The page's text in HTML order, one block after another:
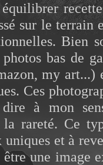
sur le terrain
Bien
bas de
my
Ces
à mon
rareté. Ce
et à
une image